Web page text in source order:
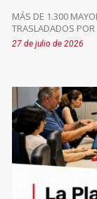
MÁS DE 1.300
TRASLADADOS
27 de julio de 2026